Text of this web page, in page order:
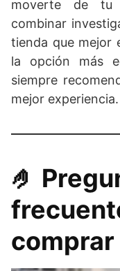
moverte de tu
combinar
tienda que mejor
la opción más
siempre
mejor experiencia.
🤌​